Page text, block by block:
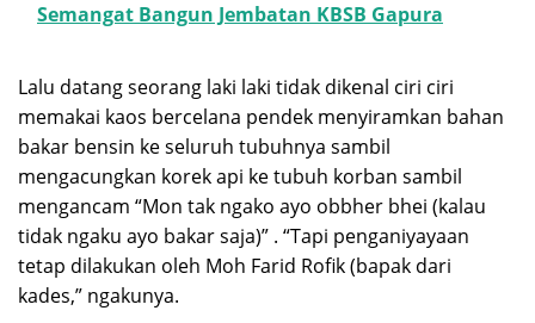
Semangat Bangun Jembatan KBSB Gapura
Lalu datang seorang laki laki tidak dikenal ciri ciri
memakai kaos bercelana pendek menyiramkan bahan
bakar bensin ke seluruh tubuhnya sambil
mengacungkan korek api ke tubuh korban sambil
mengancam “Mon tak ngako ayo obbher bhei (kalau
tidak ngaku ayo bakar saja)” . “Tapi penganiyayaan
tetap dilakukan oleh Moh Farid Rofik (bapak dari
kades,” ngakunya.